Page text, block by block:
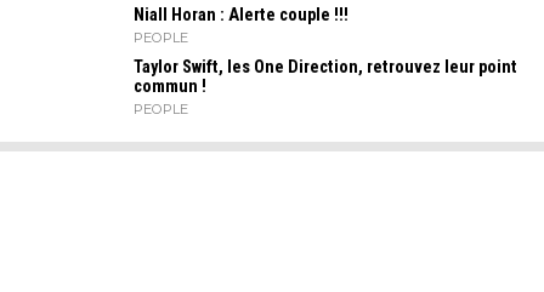
Niall Horan : Alerte couple !!!
PEOPLE
Taylor Swift, les One Direction, retrouvez leur point
commun !
PEOPLE